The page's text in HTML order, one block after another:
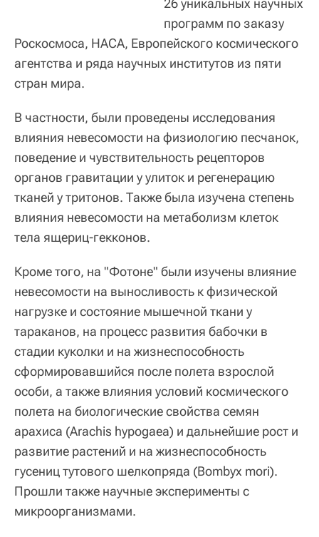
26 уникальных научных
программ по заказу
Роскосмоса, НАСА, Европейского космического
агентства и ряда научных институтов из пяти
стран мира.
В частности, были проведены исследования
влияния невесомости на физиологию песчанок,
поведение и чувствительность рецепторов
органов гравитации у улиток и регенерацию
тканей у тритонов. Также была изучена степень
влияния невесомости на метаболизм клеток
тела ящериц-гекконов.
Кроме того, на "Фотоне" были изучены влияние
невесомости на выносливость к физической
нагрузке и состояние мышечной ткани у
тараканов, на процесс развития бабочки в
стадии куколки и на жизнеспособность
сформировавшийся после полета взрослой
особи, а также влияния условий космического
полета на биологические свойства семян
арахиса (Arachis hypogaea) и дальнейшие рост и
развитие растений и на жизнеспособность
гусениц тутового шелкопряда (Bombyx mori).
Прошли также научные эксперименты с
микроорганизмами.